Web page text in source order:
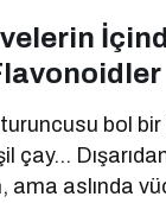
turuncusu bol
çay… Dışarıdan
ama aslında